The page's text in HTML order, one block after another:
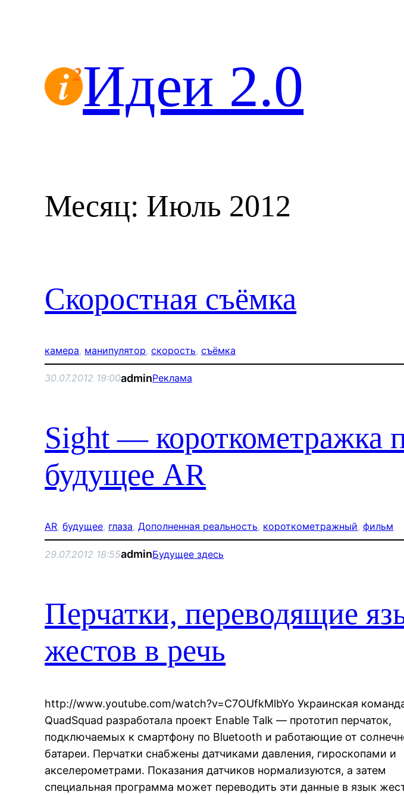
Идеи 2.0
Месяц: Июль 2012
Скоростная съёмка
камера, манипулятор, скорость, съёмка
30.07.2012 19:00adminРеклама
Sight — короткометражка
будущее AR
AR, будущее, глаза, Дополненная реальность, короткометражный, фильм
29.07.2012 18:55adminБудущее здесь
Перчатки, переводящие
жестов в речь
http://www.youtube.com/watch?v=C7OUfkMlbYo Украинская
QuadSquad разработала проект Enable Talk — прототип перчаток,
подключаемых к смартфону по Bluetooth и работающие от
батареи. Перчатки снабжены датчиками давления, гироскопами и
акселерометрами. Показания датчиков нормализуются, а затем
специальная программа может переводить эти данные в язык